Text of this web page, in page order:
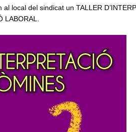
local del sindicat un TALLER
LABORAL.